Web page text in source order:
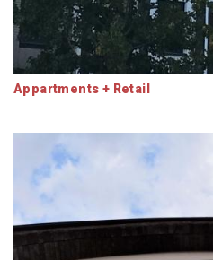
Appartments + Retail